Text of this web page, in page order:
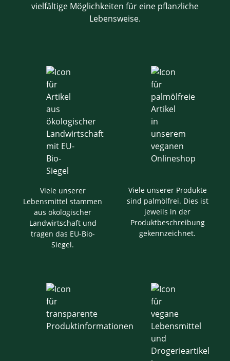
vielfältige Möglichkeiten für eine pflanzliche
Lebensweise.
Viele unserer
Lebensmittel stammen
aus ökologischer
Landwirtschaft und
tragen das EU-Bio-
Siegel.
Viele unserer Produkte
sind palmölfrei. Dies ist
jeweils in der
Produktbeschreibung
gekennzeichnet.